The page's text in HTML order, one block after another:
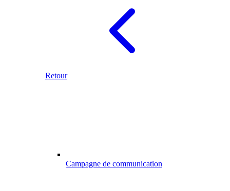
Retour
Campagne de communication